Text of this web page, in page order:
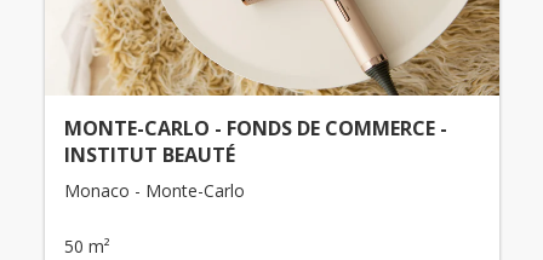
MONTE-CARLO - FONDS DE COMMERCE -
INSTITUT BEAUTÉ
Monaco - Monte-Carlo
50 m²